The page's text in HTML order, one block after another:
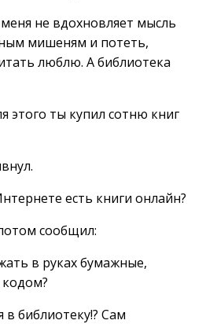
не вдохновляет мысль
мишеням и потеть,
люблю. А библиотека
этого ты купил сотню книг
есть книги онлайн?
сообщил:
в руках бумажные,
кодом?
библиотеку!? Сам